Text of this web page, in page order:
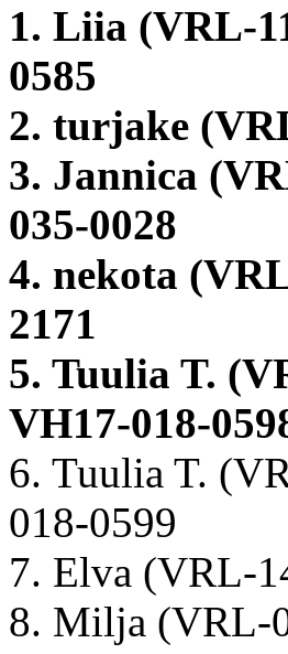
1. Liia (VRL-
0585
2. turjake
3. Jannica
035-0028
4. nekota
2171
5. Tuulia T.
VH17-018-
6. Tuulia T.
018-0599
7. Elva (VRL-
8. Milja (VRL-